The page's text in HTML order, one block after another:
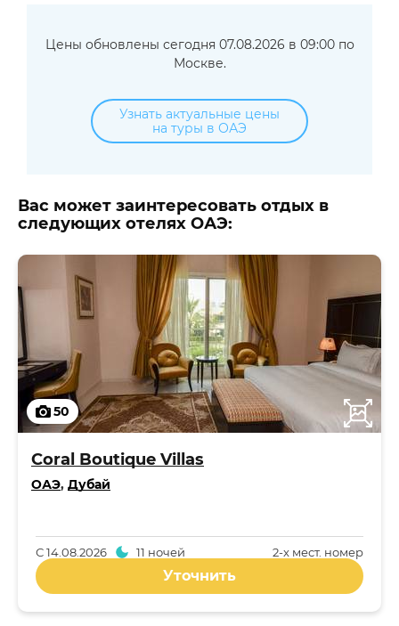
Цены обновлены сегодня 07.08.2026 в 09:00 по
Москве.
Узнать актуальные цены
на туры в ОАЭ
Вас может заинтересовать отдых в
следующих отелях ОАЭ:
50
Coral Boutique Villas
ОАЭ, Дубай
2-x мест. номер
С14.08.2026 11 ночей
Уточнить